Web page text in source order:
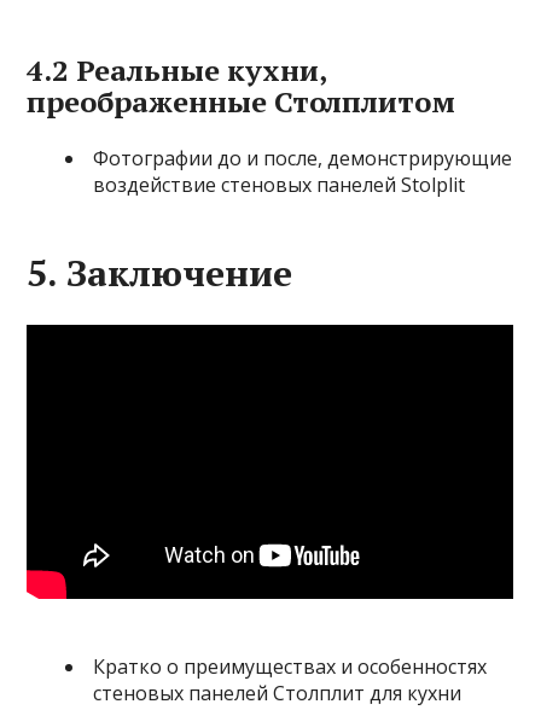
4.2 Реальные кухни,
преображенные Столплитом
Фотографии до и после, демонстрирующие
воздействие стеновых панелей Stolplit
5. Заключение
Кратко о преимуществах и особенностях
стеновых панелей Столплит для кухни